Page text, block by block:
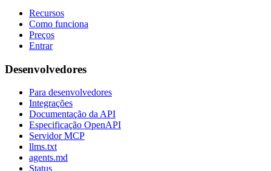
Recursos
Como funciona
Preços
Entrar
Desenvolvedores
Para desenvolvedores
Integrações
Documentação da API
Especificação OpenAPI
Servidor MCP
llms.txt
agents.md
Status